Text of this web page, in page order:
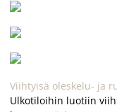
Viihtyisä oleskelu- ja
Ulkotiloihin luotiin